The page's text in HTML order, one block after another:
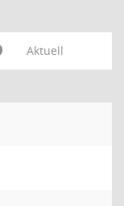
Aktuell